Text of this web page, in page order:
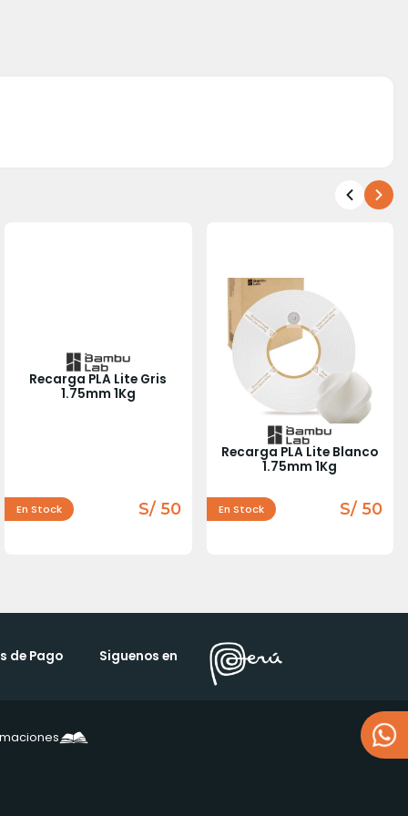
Recarga PLA Lite Gris
1.75mm 1Kg
En Stock S/ 50
Recarga PLA Lite Blanco
1.75mm 1Kg
En Stock S/ 50
de Pago Siguenos en